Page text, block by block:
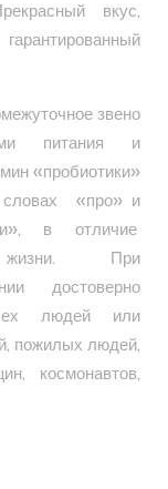
вкус,
звено
питания и
«пробиотики»
словах «про» и
в отличие
жизни. При
достоверно
людей или
пожилых людей,
космонавтов,